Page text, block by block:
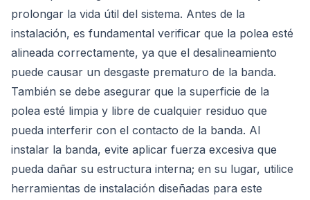
prolongar la vida útil del sistema. Antes de la
instalación, es fundamental verificar que la polea esté
alineada correctamente, ya que el desalineamiento
puede causar un desgaste prematuro de la banda.
También se debe asegurar que la superficie de la
polea esté limpia y libre de cualquier residuo que
pueda interferir con el contacto de la banda. Al
instalar la banda, evite aplicar fuerza excesiva que
pueda dañar su estructura interna; en su lugar, utilice
herramientas de instalación diseñadas para este